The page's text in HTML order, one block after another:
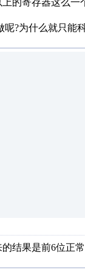
的寄存器这么
呢?为什么就只
结果是前6位正